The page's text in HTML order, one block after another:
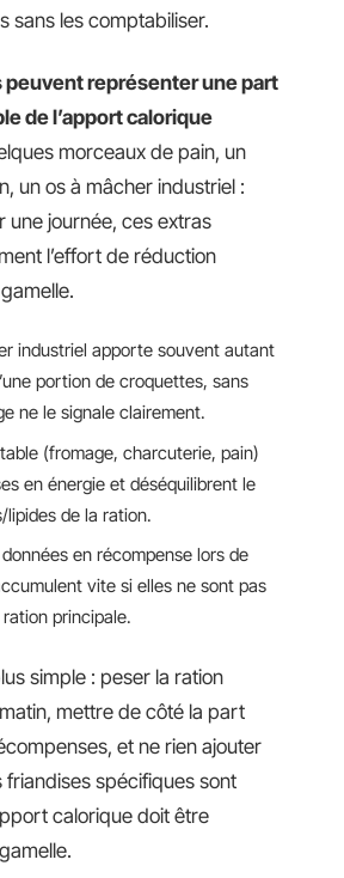
sans les comptabiliser.
peuvent représenter une part
de l’apport calorique
morceaux de pain, un
un os à mâcher industriel :
une journée, ces extras
l’effort de réduction
industriel apporte souvent autant
portion de croquettes, sans
ne le signale clairement.
(fromage, charcuterie, pain)
en énergie et déséquilibrent le
de la ration.
en récompense lors de
vite si elles ne sont pas
principale.
simple : peser la ration
mettre de côté la part
et ne rien ajouter
friandises spécifiques sont
calorique doit être